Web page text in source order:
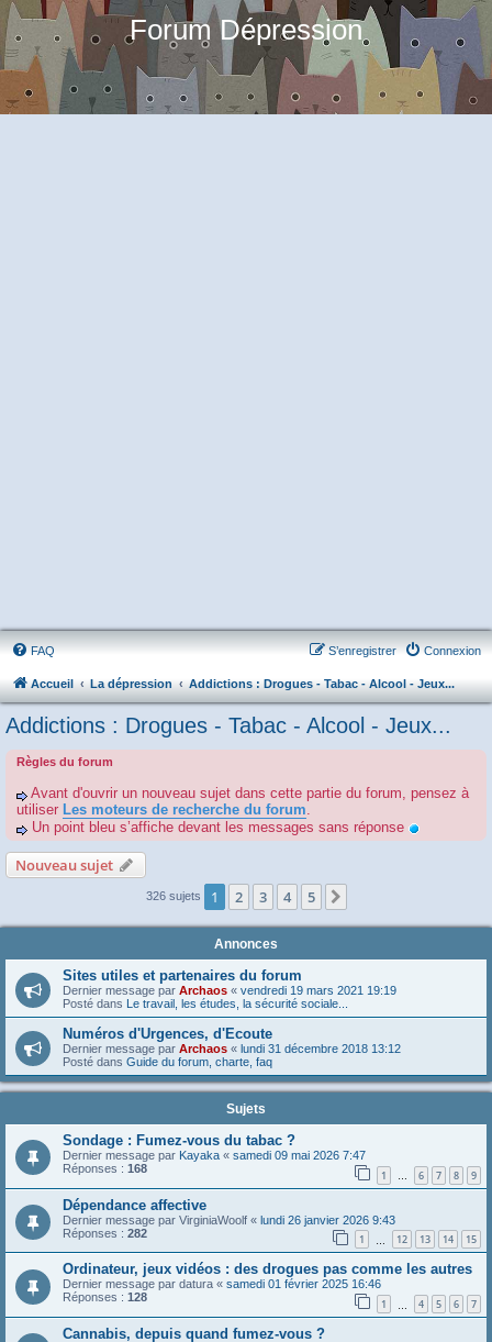
Forum Dépression
FAQ Connexion
S’enregistrer
Accueil La dépression Addictions : Drogues - Tabac - Alcool - Jeux...
Addictions : Drogues - Tabac - Alcool - Jeux...
Règles du forum
Avant d'ouvrir un nouveau sujet dans cette partie du forum, pensez à
utiliser Les moteurs de recherche du forum.
Un point bleu s’affiche devant les messages sans réponse
Nouveau sujet
326 sujets 1 2 3 4 5
Annonces
Sites utiles et partenaires du forum
Dernier message par Archaos « vendredi 19 mars 2021 19:19
Posté dans Le travail, les études, la sécurité sociale...
Numéros d'Urgences, d'Ecoute
Dernier message par Archaos « lundi 31 décembre 2018 13:12
Posté dans Guide du forum, charte, faq
Sujets
Sondage : Fumez-vous du tabac ?
Dernier message par Kayaka « samedi 09 mai 2026 7:47
Réponses : 168 1 … 6 7 8 9
Dépendance affective
Dernier message par VirginiaWoolf « lundi 26 janvier 2026 9:43
Réponses : 282 1 12 13 14 15
Ordinateur, jeux vidéos : des drogues pas comme les autres
Dernier message par datura « samedi 01 février 2025 16:46
Réponses : 128 1 4 5 6 7
Cannabis, depuis quand fumez-vous ?